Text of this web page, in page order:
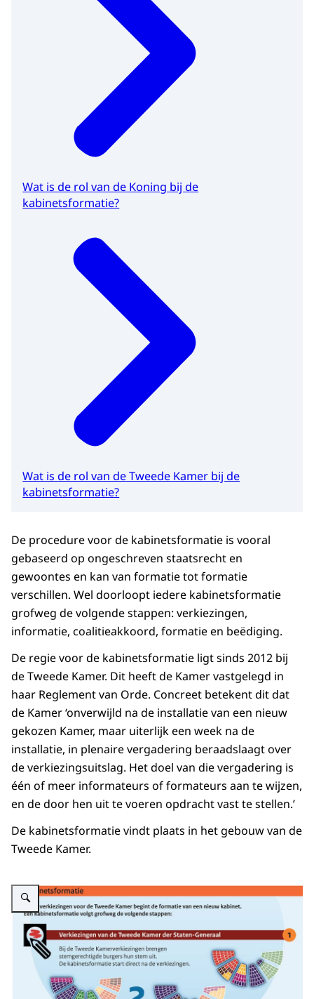
Wat is de rol van de Koning bij de
kabinetsformatie?
Wat is de rol van de Tweede Kamer bij de
kabinetsformatie?
De procedure voor de kabinetsformatie is vooral
gebaseerd op ongeschreven staatsrecht en
gewoontes en kan van formatie tot formatie
verschillen. Wel doorloopt iedere kabinetsformatie
grofweg de volgende stappen: verkiezingen,
informatie, coalitieakkoord, formatie en beëdiging.
De regie voor de kabinetsformatie ligt sinds 2012 bij
de Tweede Kamer. Dit heeft de Kamer vastgelegd in
haar Reglement van Orde. Concreet betekent dit dat
de Kamer ‘onverwijld na de installatie van een nieuw
gekozen Kamer, maar uiterlijk een week na de
installatie, in plenaire vergadering beraadslaagt over
de verkiezingsuitslag. Het doel van die vergadering is
één of meer informateurs of formateurs aan te wijzen,
en de door hen uit te voeren opdracht vast te stellen.’
De kabinetsformatie vindt plaats in het gebouw van de
Tweede Kamer.
Vergroot afbeelding Schematische weergave van het verloop van een